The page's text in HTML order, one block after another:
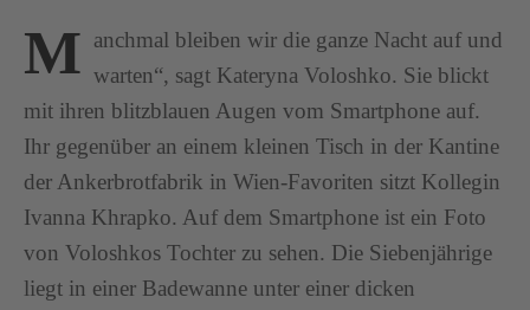
M anchmal bleiben wir die ganze Nacht auf und
warten“, sagt Kateryna Voloshko. Sie blickt
mit ihren blitzblauen Augen vom Smartphone auf.
Ihr gegenüber an einem kleinen Tisch in der Kantine
der Ankerbrotfabrik in Wien-Favoriten sitzt Kollegin
Ivanna Khrapko. Auf dem Smartphone ist ein Foto
von Voloshkos Tochter zu sehen. Die Siebenjährige
liegt in einer Badewanne unter einer dicken